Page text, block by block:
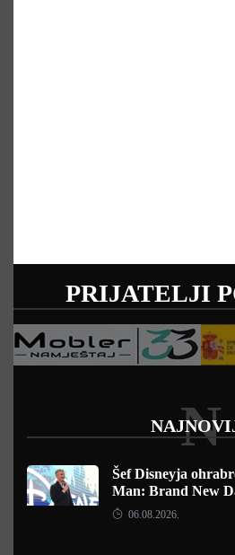
PRIJATELJI
N
Šef Disneyja
Man: Brand New
06.08.2026.